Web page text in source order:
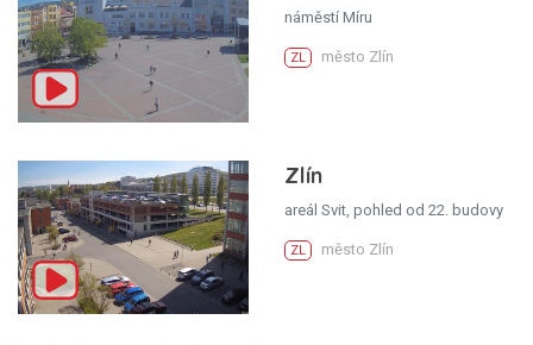
náměstí Míru
ZL město Zlín
Zlín
areál Svit, pohled od 22. budovy
ZL město Zlín